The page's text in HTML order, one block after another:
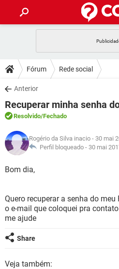
CELULAR
OUTLOOK
INSTAGRAM
GUIA DE COMPRAS
DICAS
JOGOS
OUTLOOK
INSTAGRAM
GUIA DE COMPRAS
DOWNLOADS
JOGOS
CELULAR
OUTLOOK
INSTAGRAM
GUIA DE COMPRAS
FÓRUM
JOGOS
CELULAR
GUIA DE COMPRAS
GLOSSÁRIO
JOGOS
CELULAR
INSTAGRAM
GUIA DE COMPRAS
Fórum Rede social
Anterior
Recuperar minha senha
Resolvido/Fechado
Rogério da Silva inacio - 30 mai
Perfil bloqueado - 30 mai
Bom dia,
Quero recuperar a senha do
o e-mail que coloquei pra
me ajude
Share
Veja também: